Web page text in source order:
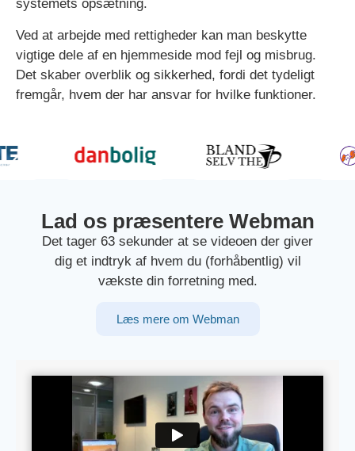
systemets opsætning.
Ved at arbejde med rettigheder kan man beskytte
vigtige dele af en hjemmeside mod fejl og misbrug.
Det skaber overblik og sikkerhed, fordi det tydeligt
fremgår, hvem der har ansvar for hvilke funktioner.
Lad os præsentere Webman
Det tager 63 sekunder at se videoen der giver
dig et indtryk af hvem du (forhåbentlig) vil
vækste din forretning med.
Læs mere om Webman